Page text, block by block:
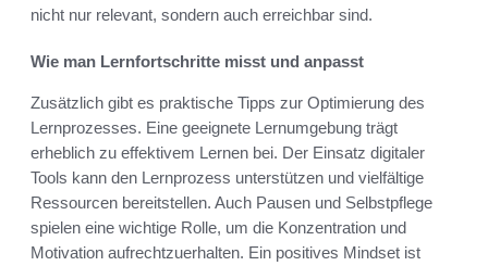
nicht nur relevant, sondern auch erreichbar sind.
Wie man Lernfortschritte misst und anpasst
Zusätzlich gibt es praktische Tipps zur Optimierung des
Lernprozesses. Eine geeignete Lernumgebung trägt
erheblich zu effektivem Lernen bei. Der Einsatz digitaler
Tools kann den Lernprozess unterstützen und vielfältige
Ressourcen bereitstellen. Auch Pausen und Selbstpflege
spielen eine wichtige Rolle, um die Konzentration und
Motivation aufrechtzuerhalten. Ein positives Mindset ist